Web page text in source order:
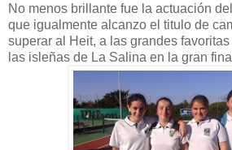
No menos brillante fue la actuación del
que igualmente alcanzo el titulo de
superar al Heit, a las grandes
las isleñas de La Salina en la gran